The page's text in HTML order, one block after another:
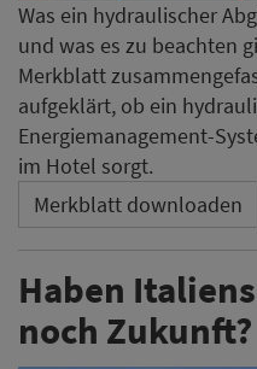
Was ein hydraulischer
und was es zu beachten
Merkblatt
aufgeklärt, ob ein
Energiemanagement-
im Hotel sorgt.
Merkblatt downloaden
Haben
noch Zukunft?